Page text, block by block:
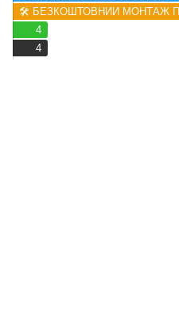
🛠️ БЕЗКОШТОВНИЙ МОНТАЖ
4
4